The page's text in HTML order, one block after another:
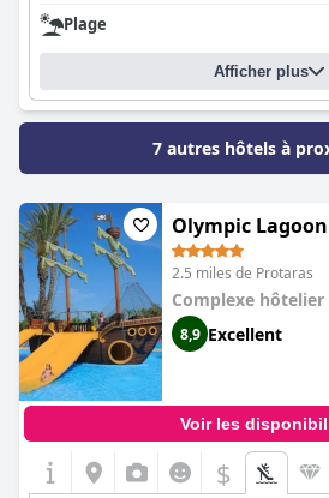
Plage
Afficher plus
7 autres hôtels à
Olympic
2.5 miles de Protaras
Complexe hôtelier
8,9 Excellent
Voir les
$